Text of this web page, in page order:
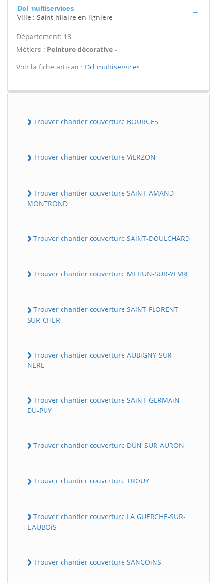
Dcl multiservices
Ville : Saint hilaire en ligniere
Département: 18
Métiers : Peinture décorative -
Voir la fiche artisan : Dcl multiservices
Trouver chantier couverture BOURGES
Trouver chantier couverture ViERZON
Trouver chantier couverture SAiNT-AMAND-
MONTROND
Trouver chantier couverture SAiNT-DOULCHARD
Trouver chantier couverture MEHUN-SUR-YEVRE
Trouver chantier couverture SAiNT-FLORENT-
SUR-CHER
Trouver chantier couverture AUBiGNY-SUR-
NERE
Trouver chantier couverture SAiNT-GERMAiN-
DU-PUY
Trouver chantier couverture DUN-SUR-AURON
Trouver chantier couverture TROUY
Trouver chantier couverture LA GUERCHE-SUR-
L'AUBOiS
Trouver chantier couverture SANCOiNS